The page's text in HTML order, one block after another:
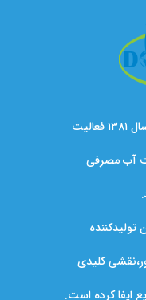
آب مصرفی
کلیدی
ایفا کرده است.